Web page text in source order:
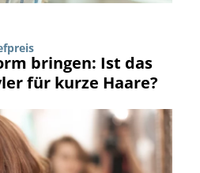
bringen: Ist das
für kurze Haare?